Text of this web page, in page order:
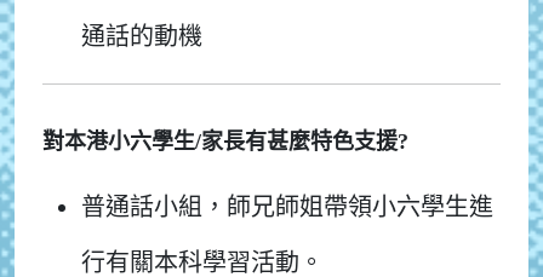
通話的動機
對本港小六學生/家長有甚麼特色支援?
普通話小組，師兄師姐帶領小六學生進
行有關本科學習活動。